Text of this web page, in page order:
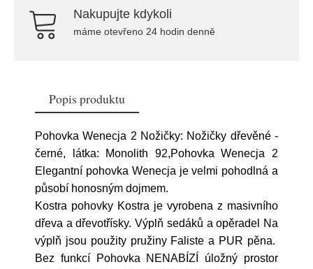
Nakupujte kdykoli
máme otevřeno 24 hodin denně
Popis produktu
Pohovka Wenecja 2 Nožičky: Nožičky dřevěné -
černé, látka: Monolith 92,Pohovka Wenecja 2
Elegantní pohovka Wenecja je velmi pohodlná a
působí honosným dojmem.
Kostra pohovky Kostra je vyrobena z masivního
dřeva a dřevotřísky. Výplň sedáků a opěradel Na
výplň jsou použity pružiny Faliste a PUR pěna.
Bez funkcí Pohovka NENABÍZÍ úložný prostor